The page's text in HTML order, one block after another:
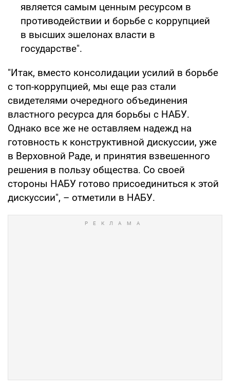
является самым ценным ресурсом в
противодействии и борьбе с коррупцией
в высших эшелонах власти в
государстве".
"Итак, вместо консолидации усилий в борьбе
с топ-коррупцией, мы еще раз стали
свидетелями очередного объединения
властного ресурса для борьбы с НАБУ.
Однако все же не оставляем надежд на
готовность к конструктивной дискуссии, уже
в Верховной Раде, и принятия взвешенного
решения в пользу общества. Со своей
стороны НАБУ готово присоединиться к этой
дискуссии", – отметили в НАБУ.